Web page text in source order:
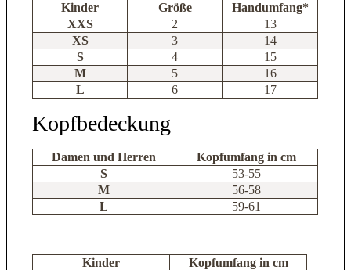
Kinder Größe
Handumfang*
XXS
2
13
XS
3
14
S
4
15
M
5
16
L
6 17
Kopfbedeckung
Damen und Herren
Kopfumfang in cm
S
53-55
M
56-58
L
59-61
Kinder
Kopfumfang in cm